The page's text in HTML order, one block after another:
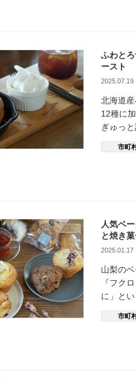
ふわと
ースト
2025.07.19
北海道
12種に
ぎゅっ
市町
人気ベ
と焼き
2025.01.17
山梨の
『フク
に」と
市町